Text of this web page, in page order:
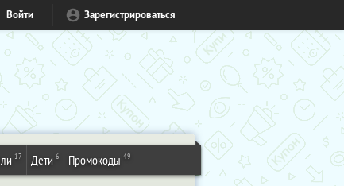
Войти Зарегистрироваться
17 Дети 6 Промокоды 49